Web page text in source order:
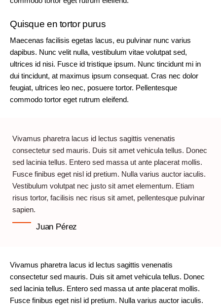
Quisque en tortor purus
Maecenas facilisis egetas lacus, eu pulvinar nunc varius
dapibus. Nunc velit nulla, vestibulum vitae volutpat sed,
ultrices id nisi. Fusce id tristique ipsum. Nunc tincidunt mi in
dui tincidunt, at maximus ipsum consequat. Cras nec dolor
feugiat, ultrices leo nec, posuere tortor. Pellentesque
commodo tortor eget rutrum eleifend.
Vivamus pharetra lacus id lectus sagittis venenatis
consectetur sed mauris. Duis sit amet vehicula tellus. Donec
sed lacinia tellus. Entero sed massa ut ante placerat mollis.
Fusce finibus eget nisl id pretium. Nulla varius auctor iaculis.
Vestibulum volutpat nec justo sit amet elementum. Etiam
risus tortor, facilisis nec risus sit amet, pellentesque pulvinar
sapien.
Juan Pérez
Vivamus pharetra lacus id lectus sagittis venenatis
consectetur sed mauris. Duis sit amet vehicula tellus. Donec
sed lacinia tellus. Entero sed massa ut ante placerat mollis.
Fusce finibus eget nisl id pretium. Nulla varius auctor iaculis.